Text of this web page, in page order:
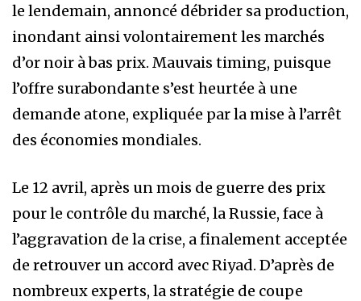
le lendemain, annoncé débrider sa production,
inondant ainsi volontairement les marchés
d’or noir à bas prix. Mauvais timing, puisque
l’offre surabondante s’est heurtée à une
demande atone, expliquée par la mise à l’arrêt
des économies mondiales.
Le 12 avril, après un mois de guerre des prix
pour le contrôle du marché, la Russie, face à
l’aggravation de la crise, a finalement acceptée
de retrouver un accord avec Riyad. D’après de
nombreux experts, la stratégie de coupe